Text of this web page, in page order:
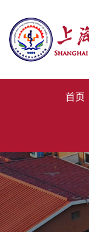
首页